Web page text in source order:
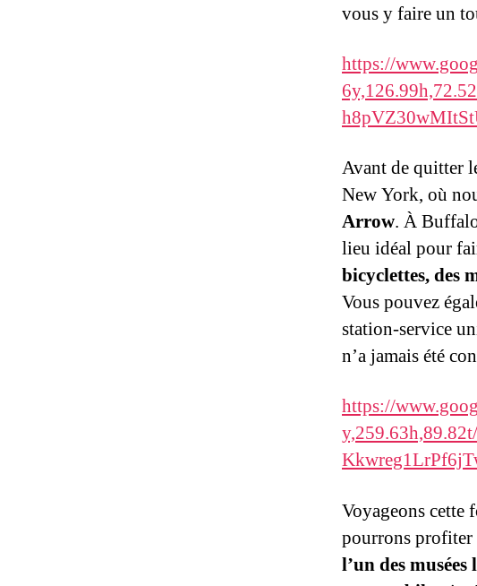
vous y faire un
https://
Avant de quitter
New York, où
Arrow. À
lieu idéal pour
bicyclettes, des
Vous pouvez
station-service
n’a jamais été
https://
Voyageons cette
pourrons profiter
l’un des